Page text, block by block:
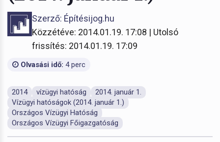
Szerző: Építésijog.hu
Közzétéve: 2014.01.19. 17:08 | Utolsó
frissítés: 2014.01.19. 17:09
Olvasási idő: 4 perc
2014 vízügyi hatóság
2014. január 1.
Vízügyi hatóságok (2014. január 1.)
Országos Vízügyi Hatóság
Országos Vízügyi Főigazgatóság